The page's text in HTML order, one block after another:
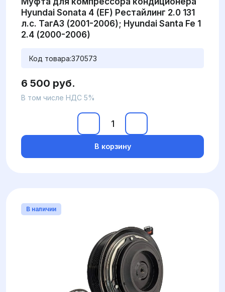
Hyundai Sonata 4 (EF) Рестайлинг 2.0 131
л.с. ТагАЗ (2001-2006); Hyundai Santa Fe 1
2.4 (2000-2006)
Код товара:370573
6 500 руб.
В том числе НДС 5%
В корзину
В наличии